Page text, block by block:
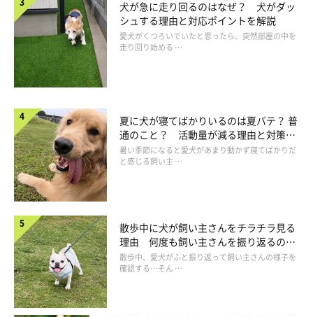
いぬのきもち投稿写真ギャラリー
おきましょう。
中毒（アレルギー）が考えられる症状
いろいろな症状が見られるようになります。
元気がなくなる
下痢、嘔吐をする
犬が急に走り回るのはなぜ？ 犬がダッ
シュする理由と対応ポイントを解説
愛犬がくつろいでいたと思ったら、突然部屋の中を
走り回り始める …
夏に犬が寝てばかりいるのは夏バテ？ 普
通のこと？ 活動量が減る理由と対策と
は
暑い季節になると愛犬があまり動かず寝てばかりだ
と感じる飼い主 …
散歩中に犬が飼い主さんをチラチラ見る
理由 何度も飼い主さんを振り返るのは
なぜ？
散歩中、愛犬がふと振り返って飼い主さんの様子を
確認する…そん …